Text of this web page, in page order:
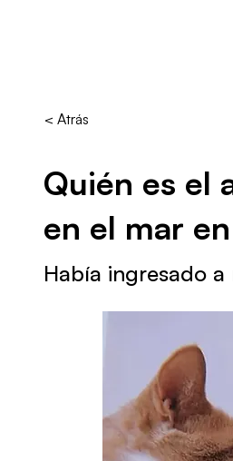
< Atrás
Quién es el
en el mar
Había ingresado